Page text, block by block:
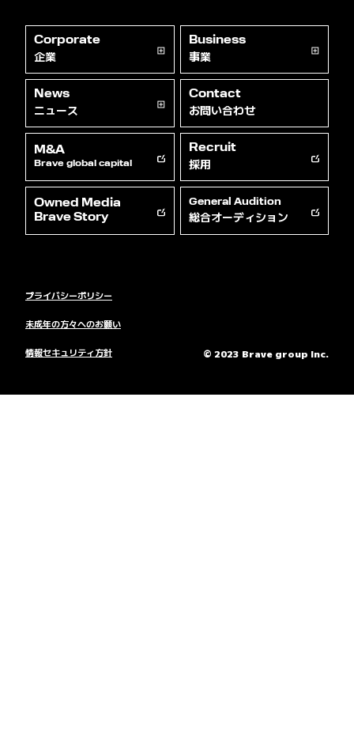
Corporate
企業
Business
事業
News
ニュース
Contact
お問い合わせ
M&A
Brave global capital
Recruit
採用
Owned Media
Brave Story
General Audition
総合オーディション
© 2023 Brave group Inc.
プライバシーポリシー
未成年の方々へのお願い
情報セキュリティ方針